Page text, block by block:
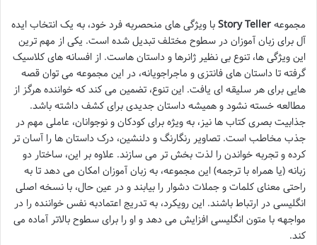
مجموعهStory Tellerبا ویژگی های منحصربه فرد خود، به یک انتخاب ایده
آل برای زبان آموزان در سطوح مختلف تبدیل شده است. یکی از مهم ترین
این ویژگی ها، تنوع بی نظیر ژانرها و داستان هاست. از افسانه های کلاسیک
گرفته تا داستان های فانتزی و ماجراجویانه، در این مجموعه می توان قصه
هایی برای هر سلیقه ای یافت. این تنوع، تضمین می کند که خواننده هرگز از
مطالعه خسته نشود و همیشه داستان جدیدی برای کشف داشته باشد.
جذابیت بصری کتاب ها نیز، به ویژه برای کودکان و نوجوانان، عاملی مهم در
جذب مخاطب است. تصاویر رنگارنگ و دلنشین، درک داستان ها را آسان تر
کرده و تجربه خواندن را لذت بخش تر می سازند. علاوه بر این، ساختار دو
زبانه (یا همراه با ترجمه) این مجموعه، به زبان آموزان امکان می دهد تا به
راحتی معنای کلمات و جملات دشوار را بیابند و در عین حال، با نسخه اصلی
انگلیسی در ارتباط باشند. این رویکرد، به تدریج اعتمادبه نفس خواننده را در
مواجهه با متون انگلیسی افزایش می دهد و او را برای سطوح بالاتر آماده می
کند.